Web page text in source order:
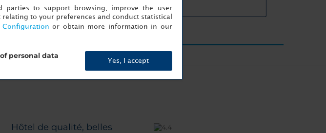
Carácteristiques des salles
Hôtel de qualité, belles
to support browsing, improve the user
to your preferences and conduct statistical
Configuration or obtain more information in our
personal data
Yes, I accept